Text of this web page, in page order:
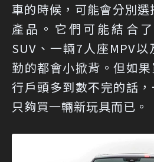
車的時候，可能會分別
產品。它們可能結合
SUV、一輛7人座MPV
勤的都會小掀背。但如
行戶頭多到數不完的話
只夠買一輛新玩具而已。